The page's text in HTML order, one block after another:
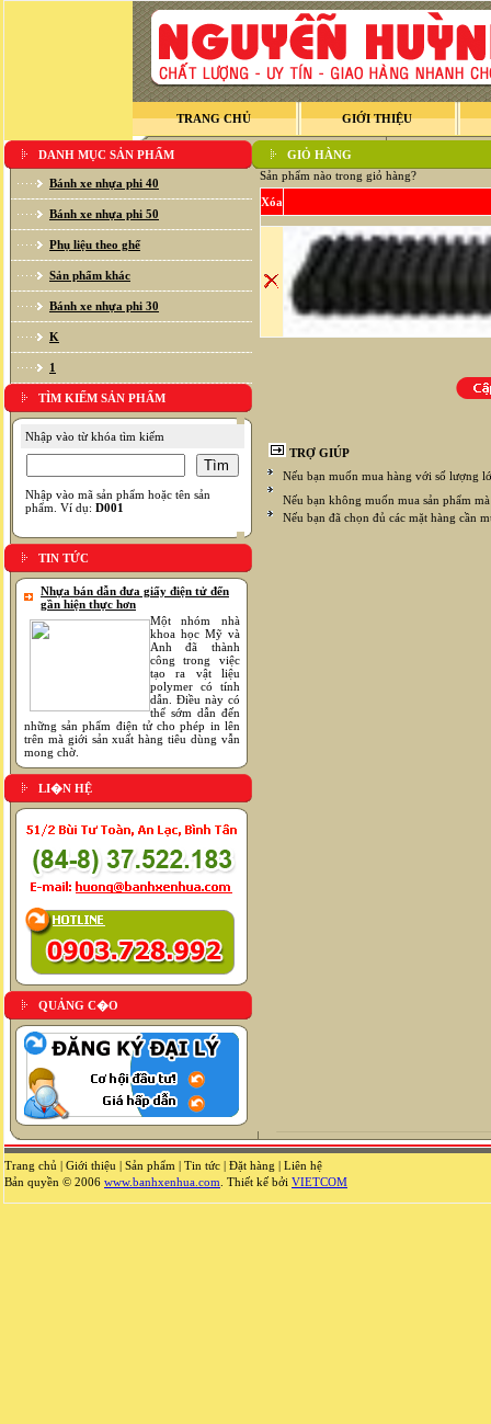
TRANG CHỦ GIỚI THIỆU
DANH MỤC SẢN PHẨM
Bánh xe nhựa phi 40
Bánh xe nhựa phi 50
Phụ liệu theo ghế
Sản phẩm khác
Bánh xe nhựa phi 30
K
1
TÌM KIẾM SẢN PHẨM
Nhập vào từ khóa tìm kiếm
Nhập vào mã sản phẩm hoặc tên sản
phẩm. Ví dụ:D001
TIN TỨC
Nhựa bán dẫn đưa giấy điện tử đến
gần hiện thực hơn
Một nhóm nhà
khoa học Mỹ và
Anh đã thành
công trong việc
tạo ra vật liệu
polymer có tính
dẫn. Điều này có
thể sớm dẫn đến
những sản phẩm điện tử cho phép in lên
trên mà giới sản xuất hàng tiêu dùng vẫn
mong chờ.
LI�N HỆ
QUẢNG C�O
GIỎ HÀNG
Sản phẩm nào trong giỏ hàng?
Xóa
TRỢ GIÚP
Nếu bạn muốn mua hàng với số lượng
Nếu bạn không muốn mua sản phẩm
Nếu bạn đã chọn đủ các mặt hàng cần
Trang chủ | Giới thiệu | Sản phẩm | Tin tức | Đặt hàng | Liên hệ
Bản quyền © 2006 www.banhxenhua.com . Thiết kế bởi VIETCOM